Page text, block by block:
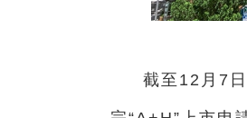
截至12月7